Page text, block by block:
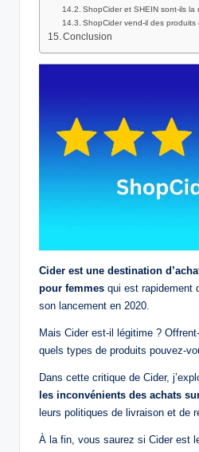
ShopCider et SHEIN sont-ils la
ShopCider vend-il des produits
Conclusion
Cider est une destination
pour femmes qui est rapidement
son lancement en 2020.
Mais Cider est-il légitime ?
quels types de produits pouvez-
Dans cette critique de Cider,
les inconvénients des achats
leurs politiques de livraison et de
À la fin, vous saurez si Cider est